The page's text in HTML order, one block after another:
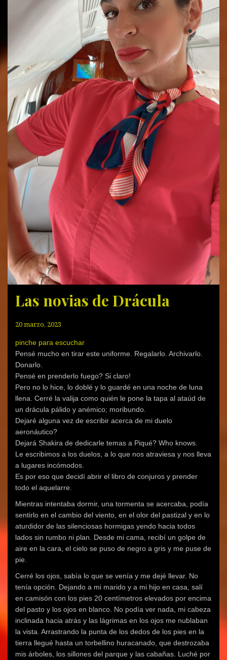
Las novias de Drácula
20 marzo, 2023
pinche para escuchar
Pensé mucho en tirar este uniforme. Regalarlo. Archivarlo.
Donarlo.
Pensé en prenderlo fuego? Si claro!
Pero no lo hice, lo doblé y lo guardé en una noche de luna
llena. Cerré la valija como quién le pone la tapa al ataúd de
un drácula pálido y anémico; moribundo.
Dejaré alguna vez de escribir acerca de mi duelo
aeronáutico?
Dejará Shakira de dedicarle temas a Piqué? Who knows.
Le escribimos a los duelos, a lo que nos atraviesa y nos lleva
a lugares incómodos.
Es por eso que decidí abrir el libro de conjuros y prender
todo el aquelarre.
Mientras intentaba dormir, una tormenta se acercaba, podía
sentirlo en el cambio del viento, en el olor del pastizal y en lo
aturdidor de las silenciosas hormigas yendo hacia todos
lados sin rumbo ni plan. Desde mi cama, recibí un golpe de
aire en la cara, el cielo se puso de negro a gris y me puse de
pie.
Cerré los ojos, sabía lo que se venía y me dejé llevar. No
tenía opción. Dejando a mi marido y a mi hijo en casa, salí
en camisón con los pies 20 centímetros elevados por encima
del pasto y los ojos en blanco. No podía ver nada, mi cabeza
inclinada hacia atrás y las lágrimas en los ojos me nublaban
la vista. Arrastrando la punta de los dedos de los pies en la
tierra llegué hasta un torbellino huracanado, que destrozaba
mis árboles, los sillones del parque y las cabañas. Luché por